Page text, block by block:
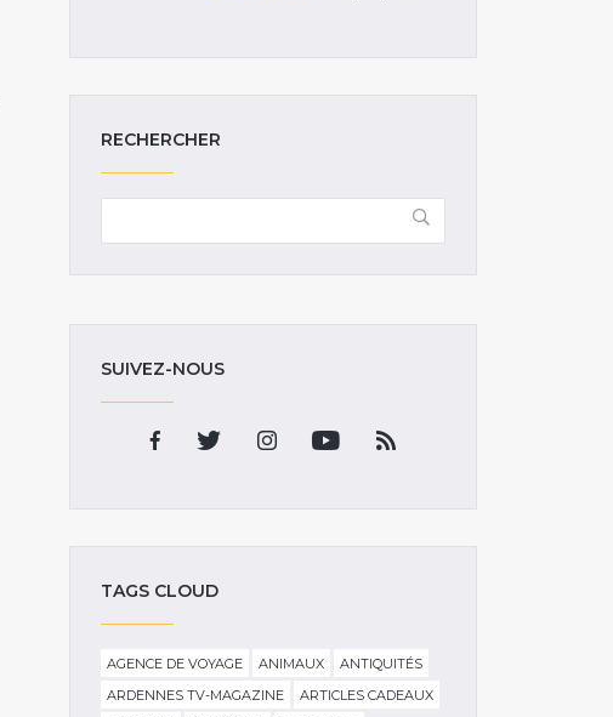
RECHERCHER
SUIVEZ-NOUS
TAGS CLOUD
AGENCE DE VOYAGE ANIMAUX
ANTIQUITÉS
ARDENNES TV-MAGAZINE
ARTICLES CADEAUX